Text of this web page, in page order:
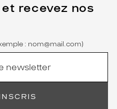
recevez nos
: nom@mail.com)